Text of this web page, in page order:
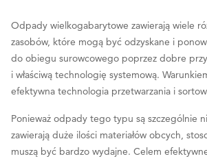
Odpady wielkogabarytowe zawierają wiele
zasobów, które mogą być odzyskane i
do obiegu surowcowego poprzez dobre
i właściwą technologię systemową.
efektywna technologia przetwarzania i
Ponieważ odpady tego typu są szczególnie
zawierają duże ilości materiałów obcych,
muszą być bardzo wydajne. Celem